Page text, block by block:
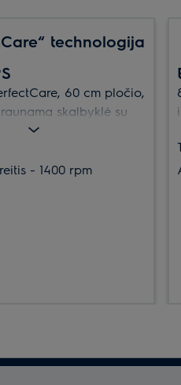
technologija
60 cm pločio,
skalbyklė su
- 1400 rpm